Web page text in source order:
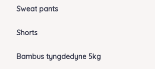
Sweat pants
Shorts
Bambus tyngdedyne 5kg